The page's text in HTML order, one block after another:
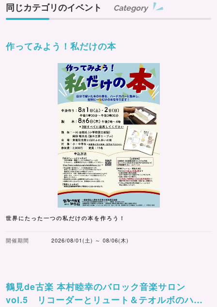
同じカテゴリのイベント Category
作ってみよう！私だけの本
世界にたった一つの私だけの本を作ろう！
開催期間 2026/08/01(土) ～ 08/06(木)
鶴見de古楽 本村睦幸のバロック音楽サロン
vol.5 リコーダーとリュート＆テオルボのハー